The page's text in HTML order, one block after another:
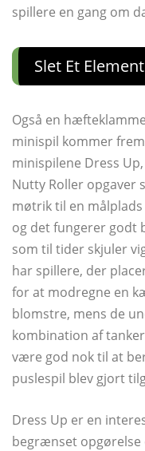
spillere en gang om
Slet Et
Også en
minispil kommer
minispilene Dress
Nutty Roller opgaver
møtrik til en
og det fungerer godt
som til tider skjuler
har spillere, der
for at modregne en
blomstre, mens de
kombination af
være god nok til at
puslespil blev gjort
Dress Up er en
begrænset opgørelse